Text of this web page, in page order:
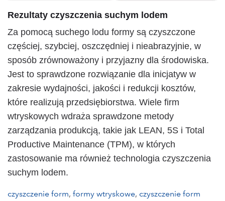
Rezultaty czyszczenia suchym lodem
Za pomocą suchego lodu formy są czyszczone
częściej, szybciej, oszczędniej i nieabrazyjnie, w
sposób zrównoważony i przyjazny dla środowiska.
Jest to sprawdzone rozwiązanie dla inicjatyw w
zakresie wydajności, jakości i redukcji kosztów,
które realizują przedsiębiorstwa. Wiele firm
wtryskowych wdraża sprawdzone metody
zarządzania produkcją, takie jak LEAN, 5S i Total
Productive Maintenance (TPM), w których
zastosowanie ma również technologia czyszczenia
suchym lodem.
czyszczenie form, formy wtryskowe, czyszczenie form